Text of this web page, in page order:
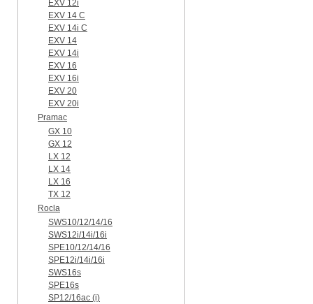
EXV 12i
EXV 14 C
EXV 14i C
EXV 14
EXV 14i
EXV 16
EXV 16i
EXV 20
EXV 20i
Pramac
GX 10
GX 12
LX 12
LX 14
LX 16
TX 12
Rocla
SWS10/12/14/16
SWS12i/14i/16i
SPE10/12/14/16
SPE12i/14i/16i
SWS16s
SPE16s
SP12/16ac (i)